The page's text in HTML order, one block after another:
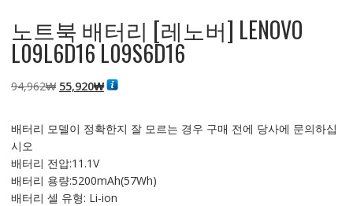
노트북 배터리 [레노버] LENOVO
L09L6D16 L09S6D16
94,962₩ 원
격:
55,920₩현
격:
배터리 모델이 정확한지 잘 모르는 경우 구매 전에 당사에 문의하십
시오
배터리 전압:11.1V
배터리 용량:5200mAh(57Wh)
배터리 셀 유형: Li-ion